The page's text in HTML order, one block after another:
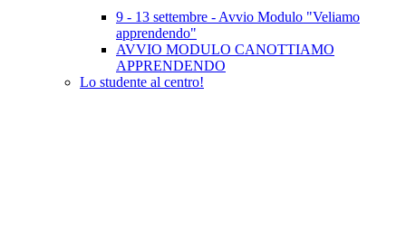
9 - 13 settembre - Avvio Modulo "Veliamo
apprendendo"
AVVIO MODULO CANOTTIAMO
APPRENDENDO
Lo studente al centro!